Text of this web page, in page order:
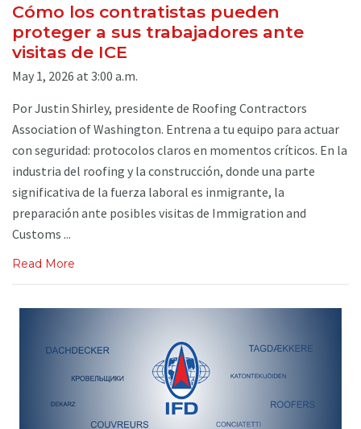
Cómo los contratistas pueden
proteger a sus trabajadores ante
visitas de ICE
May 1, 2026 at 3:00 a.m.
Por Justin Shirley, presidente de Roofing Contractors
Association of Washington. Entrena a tu equipo para actuar
con seguridad: protocolos claros en momentos críticos. En la
industria del roofing y la construcción, donde una parte
significativa de la fuerza laboral es inmigrante, la
preparación ante posibles visitas de Immigration and
Customs ...
Read More